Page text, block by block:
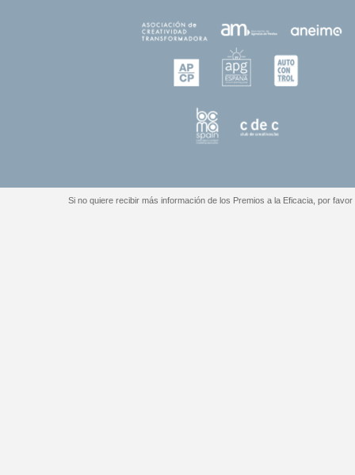
Si no quiere recibir más información de los Premios a la Eficacia, por